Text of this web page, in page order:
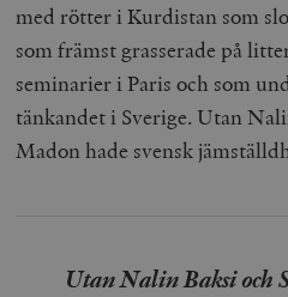
med rötter i Kurdistan som
som främst grasserade på
seminarier i Paris och som
tänkandet i Sverige. Utan
Madon hade svensk
Utan Nalin Baksi och